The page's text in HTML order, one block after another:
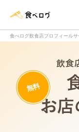
食べログ飲食店プロフィール
無料